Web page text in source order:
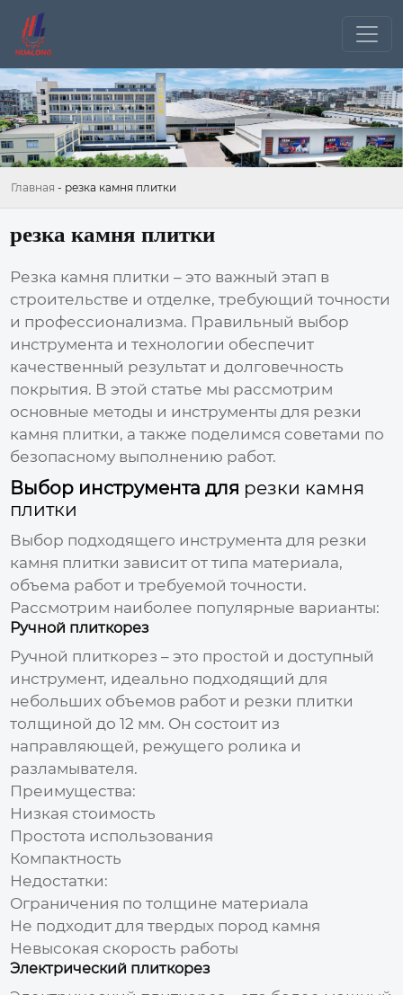
Главная - резка камня плитки
резка камня плитки
Резка камня плитки – это важный этап в
строительстве и отделке, требующий точности
и профессионализма. Правильный выбор
инструмента и технологии обеспечит
качественный результат и долговечность
покрытия. В этой статье мы рассмотрим
основные методы и инструменты для резки
камня плитки, а также поделимся советами по
безопасному выполнению работ.
Выбор инструмента для резки камня
плитки
Выбор подходящего инструмента для резки
камня плитки зависит от типа материала,
объема работ и требуемой точности.
Рассмотрим наиболее популярные варианты:
Ручной плиткорез
Ручной плиткорез – это простой и доступный
инструмент, идеально подходящий для
небольших объемов работ и резки плитки
толщиной до 12 мм. Он состоит из
направляющей, режущего ролика и
разламывателя.
Преимущества:
Низкая стоимость
Простота использования
Компактность
Недостатки:
Ограничения по толщине материала
Не подходит для твердых пород камня
Невысокая скорость работы
Электрический плиткорез